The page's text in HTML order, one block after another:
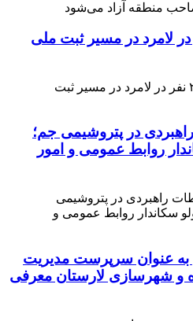
۲۱ نفر در لامرد در مسیر ثبت ملی
در پتروشیمی جم؛
روابط عمومی و امور
عنوان سرپرست مدیریت
و شهرسازی لارستان معرفی